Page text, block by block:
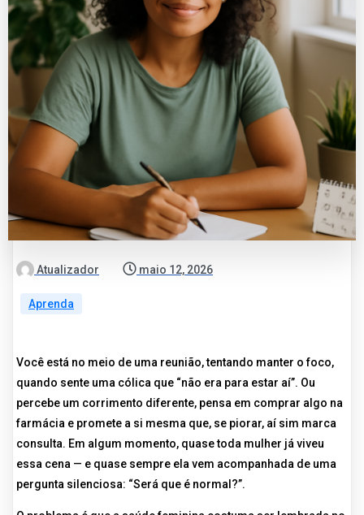
Atualizador maio 12, 2026
Aprenda
Você está no meio de uma reunião, tentando manter o foco,
quando sente uma cólica que “não era para estar aí”. Ou
percebe um corrimento diferente, pensa em comprar algo na
farmácia e promete a si mesma que, se piorar, aí sim marca
consulta. Em algum momento, quase toda mulher já viveu
essa cena — e quase sempre ela vem acompanhada de uma
pergunta silenciosa: “Será que é normal?”.